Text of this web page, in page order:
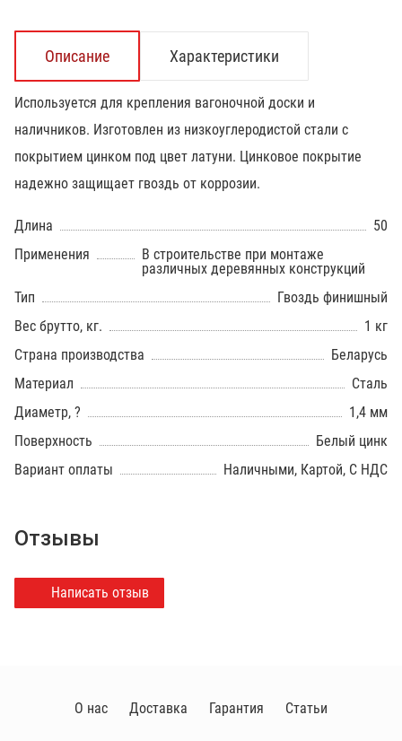
Описание Характеристики
Используется для крепления вагоночной доски и
наличников. Изготовлен из низкоуглеродистой стали с
покрытием цинком под цвет латуни. Цинковое покрытие
надежно защищает гвоздь от коррозии.
Длина
50
Применения
В строительстве при монтаже
различных деревянных конструкций
Тип
Гвоздь финишный
Вес брутто, кг.
1 кг
Страна производства
Беларусь
Материал
Сталь
Диаметр, ?
1,4 мм
Поверхность
Белый цинк
Вариант оплаты
Наличными, Картой, С НДС
Отзывы
Написать отзыв
О нас Доставка Гарантия Статьи